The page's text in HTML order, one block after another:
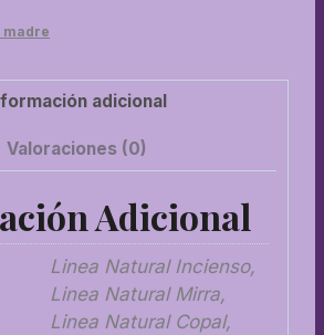
madre
adicional
Valoraciones (0)
Adicional
Linea Natural Incienso,
Linea Natural Mirra,
Linea Natural Copal,